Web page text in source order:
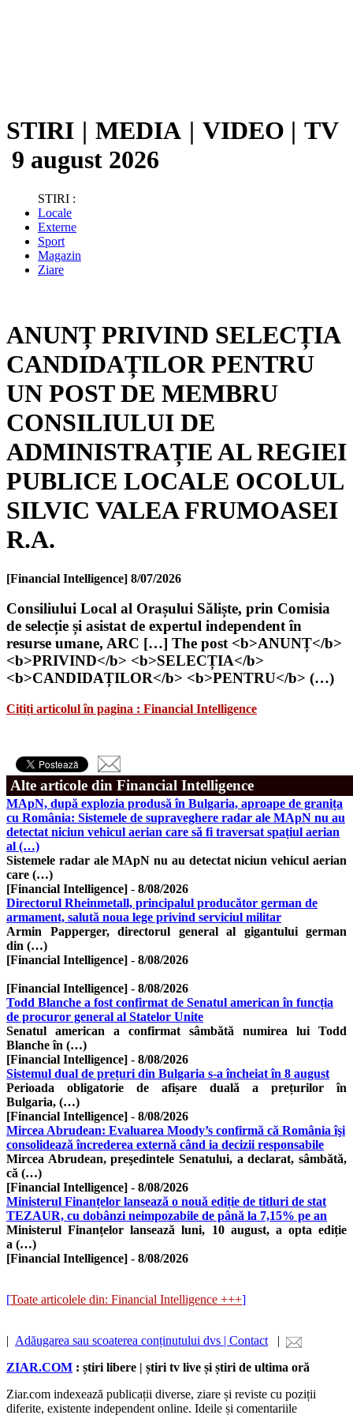
STIRI | MEDIA | VIDEO | TV
9 august 2026
STIRI :
Locale
Externe
Sport
Magazin
Ziare
ANUNȚ PRIVIND SELECȚIA
CANDIDAȚILOR PENTRU
UN POST DE MEMBRU
CONSILIULUI DE
ADMINISTRAȚIE AL REGIEI
PUBLICE LOCALE OCOLUL
SILVIC VALEA FRUMOASEI
R.A.
[Financial Intelligence] 8/07/2026
Consiliului Local al Orașului Săliște, prin Comisia
de selecție și asistat de expertul independent în
resurse umane, ARC […] The post <b>ANUNȚ</b>
<b>PRIVIND</b> <b>SELECȚIA</b>
<b>CANDIDAȚILOR</b> <b>PENTRU</b> (…)
Citiți articolul în pagina : Financial Intelligence
Alte articole din Financial Intelligence
MApN, după explozia produsă în Bulgaria, aproape de granița
cu România: Sistemele de supraveghere radar ale MApN nu au
detectat niciun vehicul aerian care să fi traversat spațiul aerian
al (…)
Sistemele radar ale MApN nu au detectat niciun vehicul aerian
care (…)
[Financial Intelligence] - 8/08/2026
Directorul Rheinmetall, principalul producător german de
armament, salută noua lege privind serviciul militar
Armin Papperger, directorul general al gigantului german
din (…)
[Financial Intelligence] - 8/08/2026
[Financial Intelligence] - 8/08/2026
Todd Blanche a fost confirmat de Senatul american în funcția
de procuror general al Statelor Unite
Senatul american a confirmat sâmbătă numirea lui Todd
Blanche în (…)
[Financial Intelligence] - 8/08/2026
Sistemul dual de prețuri din Bulgaria s-a încheiat în 8 august
Perioada obligatorie de afișare duală a prețurilor în
Bulgaria, (…)
[Financial Intelligence] - 8/08/2026
Mircea Abrudean: Evaluarea Moody’s confirmă că România îşi
consolidează încrederea externă când ia decizii responsabile
Mircea Abrudean, preşedintele Senatului, a declarat, sâmbătă,
că (…)
[Financial Intelligence] - 8/08/2026
Ministerul Finanțelor lansează o nouă ediție de titluri de stat
TEZAUR, cu dobânzi neimpozabile de până la 7,15% pe an
Ministerul Finanțelor lansează luni, 10 august, a opta ediție
a (…)
[Financial Intelligence] - 8/08/2026
[Toate articolele din: Financial Intelligence +++]
| Adăugarea sau scoaterea conținutului dvs | Contact |
ZIAR.COM : știri libere | știri tv live și știri de ultima oră
Ziar.com indexează publicații diverse, ziare și reviste cu poziții
diferite, existente independent online. Ideile și comentariile